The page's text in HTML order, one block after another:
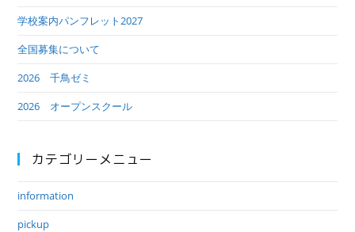
学校案内パンフレット2027
全国募集について
2026 千鳥ゼミ
2026 オープンスクール
カテゴリーメニュー
information
pickup